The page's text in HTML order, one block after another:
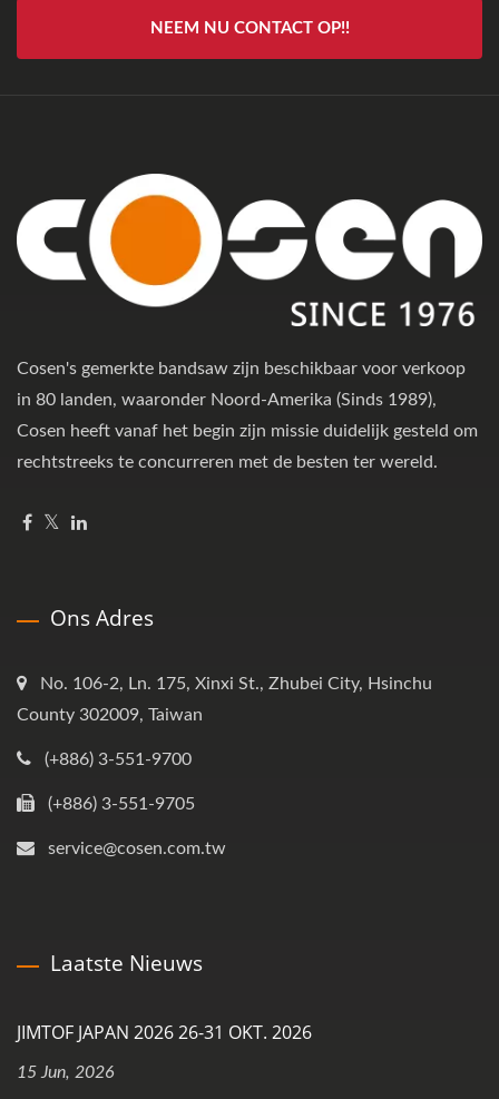
NEEM NU CONTACT OP!!
Cosen's gemerkte bandsaw zijn beschikbaar voor verkoop
in 80 landen, waaronder Noord-Amerika (Sinds 1989),
Cosen heeft vanaf het begin zijn missie duidelijk gesteld om
rechtstreeks te concurreren met de besten ter wereld.
Ons Adres
No. 106-2, Ln. 175, Xinxi St., Zhubei City, Hsinchu
County 302009, Taiwan
(+886) 3-551-9700
(+886) 3-551-9705
service@cosen.com.tw
Laatste Nieuws
JIMTOF JAPAN 2026 26-31 OKT. 2026
15 Jun, 2026